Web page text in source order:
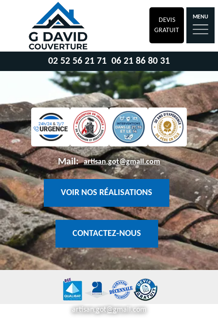
DEVIS
GRATUIT
MENU
02 52 56 21 71 06 21 86 80 31
Mail: artisan.got@gmail.com
VOIR NOS RÉALISATIONS
CONTACTEZ-NOUS
artisan.got@gmail.com